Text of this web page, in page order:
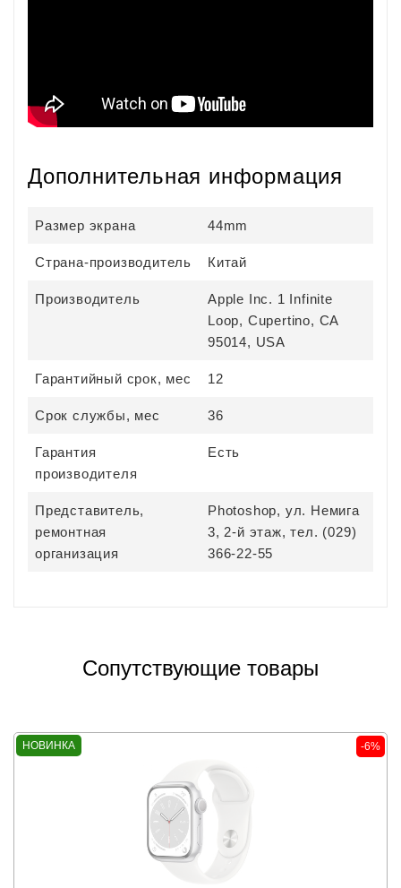
Дополнительная информация
Размер экрана 44mm
Страна-производитель Китай
Производитель
Apple Inc. 1 Infinite
Loop, Cupertino, CA
95014, USA
Гарантийный срок, мес 12
Срок службы, мес 36
Гарантия
производителя
Есть
Представитель,
ремонтная
организация
Photoshop, ул. Немига
3, 2-й этаж, тел. (029)
366-22-55
Сопутствующие товары
-6%
НОВИНКА